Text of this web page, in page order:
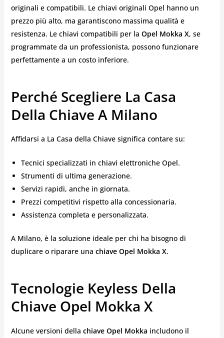
originali e compatibili. Le chiavi originali Opel hanno un
prezzo più alto, ma garantiscono massima qualità e
resistenza. Le chiavi compatibili per la Opel Mokka X, se
programmate da un professionista, possono funzionare
perfettamente a un costo inferiore.
Perché Scegliere La Casa
Della Chiave A Milano
Affidarsi a La Casa della Chiave significa contare su:
Tecnici specializzati in chiavi elettroniche Opel.
Strumenti di ultima generazione.
Servizi rapidi, anche in giornata.
Prezzi competitivi rispetto alla concessionaria.
Assistenza completa e personalizzata.
A Milano, è la soluzione ideale per chi ha bisogno di
duplicare o riparare una chiave Opel Mokka X.
Tecnologie Keyless Della
Chiave Opel Mokka X
Alcune versioni della chiave Opel Mokka includono il